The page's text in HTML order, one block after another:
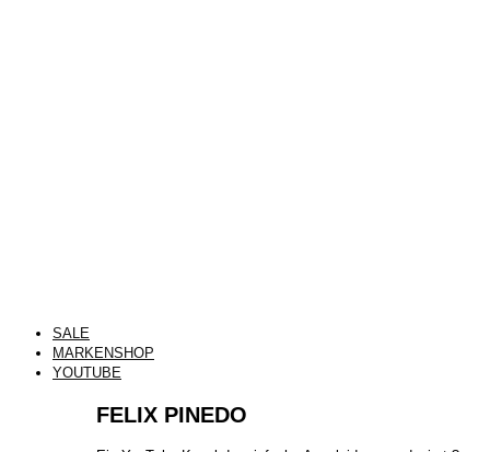
SALE
MARKENSHOP
YOUTUBE
FELIX PINEDO